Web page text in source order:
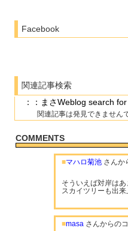
Facebook
関連記事検索
：：まさWeblog search
関連記事は発見できません
COMMENTS
■マハロ菊池 さんか
そういえば対岸は
スカイツリーも出
■masa さんからの